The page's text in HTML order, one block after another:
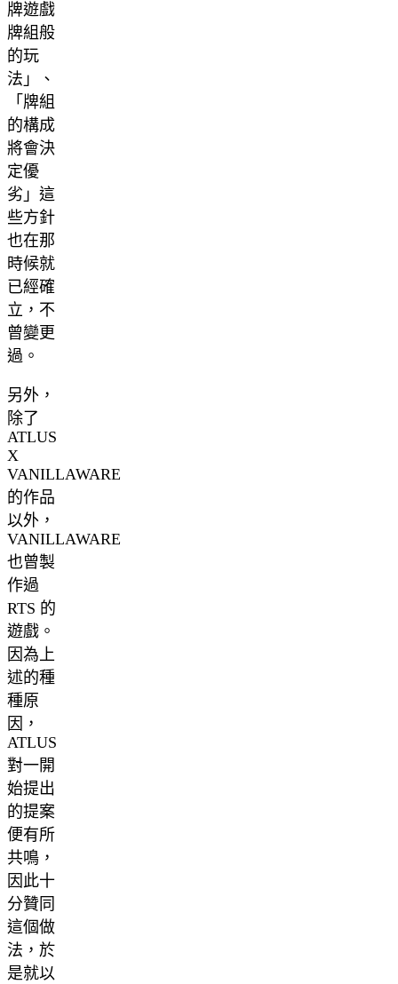
牌遊戲
牌組般
的玩
法」、
「牌組
的構成
將會決
定優
劣」這
些方針
也在那
時候就
已經確
立，不
曾變更
過。
另外，
除了
ATLUS
X
VANILLAWARE
的作品
以外，
VANILLAWARE
也曾製
作過
RTS 的
遊戲。
因為上
述的種
種原
因，
ATLUS
對一開
始提出
的提案
便有所
共鳴，
因此十
分贊同
這個做
法，於
是就以